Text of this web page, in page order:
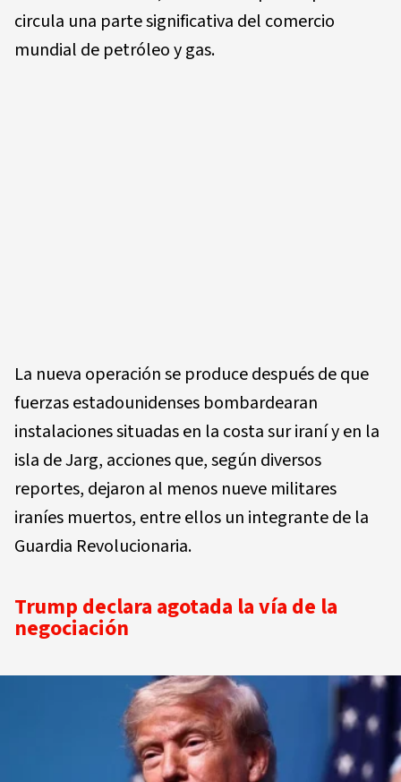
circula una parte significativa del comercio
mundial de petróleo y gas.
La nueva operación se produce después de que
fuerzas estadounidenses bombardearan
instalaciones situadas en la costa sur iraní y en la
isla de Jarg, acciones que, según diversos
reportes, dejaron al menos nueve militares
iraníes muertos, entre ellos un integrante de la
Guardia Revolucionaria.
Trump declara agotada la vía de la
negociación